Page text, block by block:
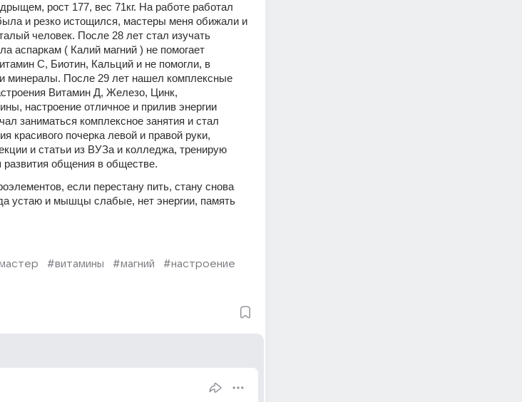
рост 177, вес 71кг. На работе работал
и резко истощился, мастеры меня обижали и
человек. После 28 лет стал изучать
аспаркам ( Калий магний ) не помогает
С, Биотин, Кальций и не помогли, в
минералы. После 29 лет нашел комплексные
Витамин Д, Железо, Цинк,
настроение отличное и прилив энергии
заниматься комплексное занятия и стал
красивого почерка левой и правой руки,
и статьи из ВУЗа и колледжа, тренирую
общения в обществе.
если перестану пить, стану снова
устаю и мышцы слабые, нет энергии, память
#витамины #магний
#настроение